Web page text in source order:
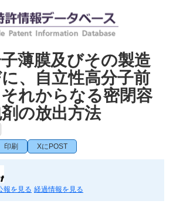
薄膜及びその製造
、自立性高分子前
れからなる密閉容
の放出方法
印刷 XにPOST
報を見る 経過情報を見る